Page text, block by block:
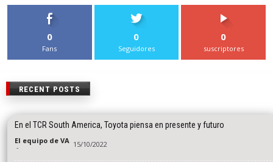
0
Fans
0
Seguidores
0
suscriptores
RECENT POSTS
En el TCR South America, Toyota piensa en presente y futuro
El equipo de VA
- 15/10/2022